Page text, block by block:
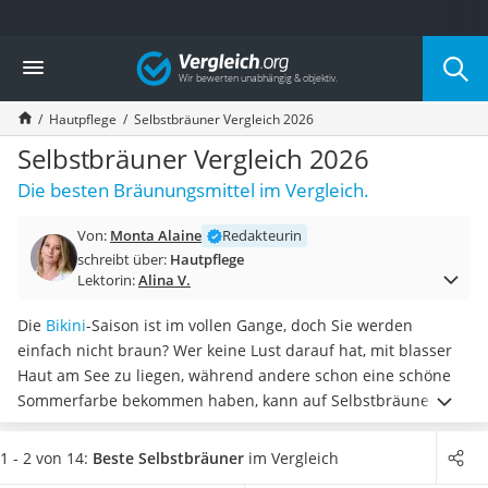
Die beliebtesten Vergleiche nach Kategorie
Drogerie
Inhalator
Haarschneider
Rollator
Braun Rasierer
Katzenklappe (Chip)
Masturbator
Massagepistole
Reisehaartrockner
Eiweißpulver
Magnesiumpräparat
Katzenklappe
Nackenmassagegerät
Zeckenschutz Katze
Vergleich
Hautpflege Selbstbräuner Vergleich 2026
Selbstbräuner Vergleich 2026
Die besten Bräunungsmittel im Vergleich.
Von: Monta Alaine
Redakteurin
schreibt über: Hautpflege
Lektorin:Alina V.
Die Bikini-Saison ist im vollen Gange, doch Sie werden
einfach nicht braun? Wer keine Lust darauf hat, mit blasser
Haut am See zu liegen, während andere schon eine schöne
Sommerfarbe bekommen haben, kann auf Selbstbräuner
zurückgreifen.Der Clou: Sie funktionieren sofort!Laut
diversen Selbstbräuner-Tests spielen die Inhaltsstoffe eine
1 - 2 von 14: Beste Selbstbräuner im Vergleich